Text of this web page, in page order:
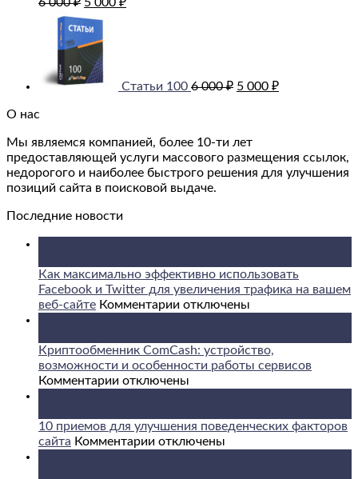
6 000₽
цена
составляла
6
000 ₽.
5 000 ₽
Статьи 100 6 000₽ 000 ₽.
5 000 ₽
О нас
Мы являемся компанией, более 10-ти лет
предоставляющей услуги массового размещения ссылок,
недорогого и наиболее быстрого решения для улучшения
позиций сайта в поисковой выдаче.
Последние новости
Как максимально эффективно использовать
Facebook и Twitter для увеличения трафика на вашем
веб-сайте Комментарии к
максимально
эффективно
использовать
Twitter
для
отключены
Криптообменник ComCash: устройство,
возможности и особенности работы сервисов
Комментарии к
ComCash:
устройство,
отключены
10 приемов для улучшения поведенческих факторов
сайта Комментарии котключены